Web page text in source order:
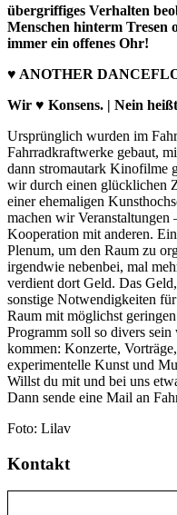
übergriffiges Verhalten
Menschen hinterm Tresen
immer ein offenes Ohr!
♥ ANOTHER
Wir ♥ Konsens. | Nein
Ursprünglich wurden im
Fahrradkraftwerke gebaut,
dann stromautark Kinofilme
wir durch einen glücklichen
einer ehemaligen
machen wir Veranstaltungen
Kooperation mit anderen.
Plenum, um den Raum zu
irgendwie nebenbei, mal
verdient dort Geld. Das
sonstige Notwendigkeiten
Raum mit möglichst
Programm soll so divers
kommen: Konzerte,
experimentelle Kunst und
Willst du mit und bei uns
Dann sende eine Mail an
Foto: Lilav
Kontakt